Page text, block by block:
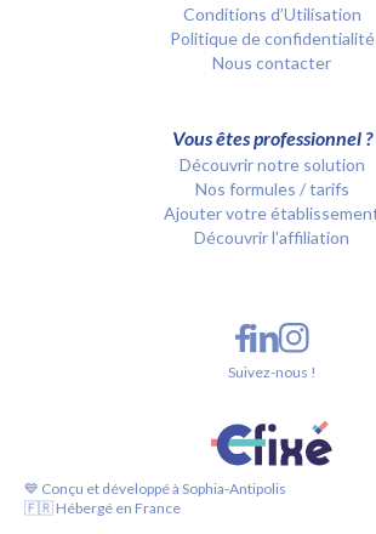
Conditions d’Utilisation
Politique de confidentialité
Nous contacter
Vous êtes professionnel ?
Découvrir notre solution
Nos formules / tarifs
Ajouter votre
Découvrir l'affiliation
💙 Conçu et développé à Sophia-Antipolis
🇫🇷 Hébergé en France
Suivez-nous !